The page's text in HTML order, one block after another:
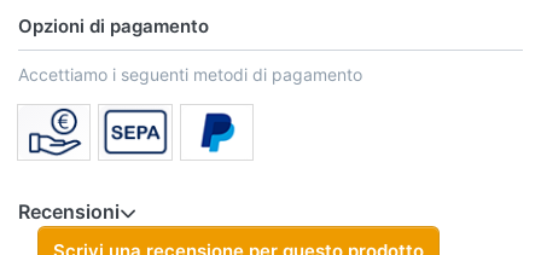
Opzioni di pagamento
Accettiamo i seguenti metodi di pagamento
Recensioni
Scrivi una recensione per questo prodotto